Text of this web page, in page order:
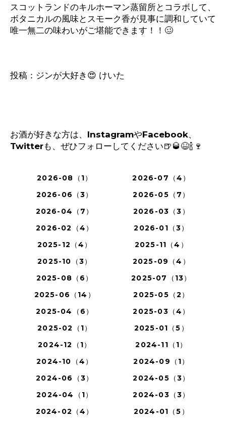
スコットランドのキルホーマン蒸留所とコラボして、
ボタニカルの風味とスモーク香が見事に調和していて
唯一無二の味わいがご堪能できます！！ 🥴
投稿：ジンが大好き 😍 けいた
お酒が好きな方は、 InstagramやFacebook、
Twitterも、ぜひフォローしてください🍺🥃😆🍾🍷
2026-08（1）
2026-07（4）
2026-06（3）
2026-05（7）
2026-04（7）
2026-03（3）
2026-02（4）
2026-01（3）
2025-12（4）
2025-11（4）
2025-10（3）
2025-09（4）
2025-08（6）
2025-07（13）
2025-06（14）
2025-05（2）
2025-04（6）
2025-03（4）
2025-02（1）
2025-01（5）
2024-12（1）
2024-11（1）
2024-10（4）
2024-09（1）
2024-06（3）
2024-05（3）
2024-04（1）
2024-03（3）
2024-02（4）
2024-01（5）